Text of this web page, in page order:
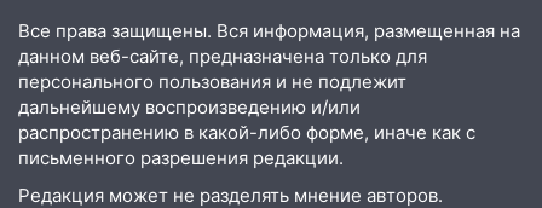
Все права защищены. Вся информация, размещенная на
данном веб-сайте, предназначена только для
персонального пользования и не подлежит
дальнейшему воспроизведению и/или
распространению в какой-либо форме, иначе как с
письменного разрешения редакции.
Редакция может не разделять мнение авторов.